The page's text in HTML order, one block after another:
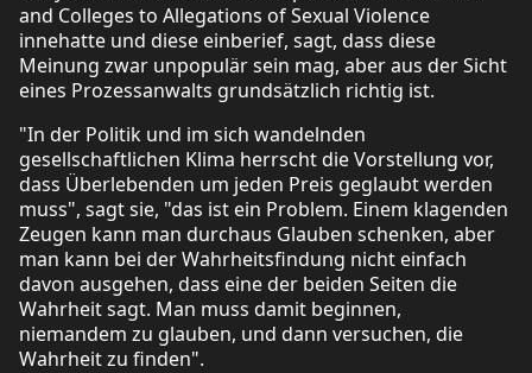
and Colleges to Allegations of Sexual Violence
innehatte und diese einberief, sagt, dass diese
Meinung zwar unpopulär sein mag, aber aus der Sicht
eines Prozessanwalts grundsätzlich richtig ist.
"In der Politik und im sich wandelnden
gesellschaftlichen Klima herrscht die Vorstellung vor,
dass Überlebenden um jeden Preis geglaubt werden
muss", sagt sie, "das ist ein Problem. Einem klagenden
Zeugen kann man durchaus Glauben schenken, aber
man kann bei der Wahrheitsfindung nicht einfach
davon ausgehen, dass eine der beiden Seiten die
Wahrheit sagt. Man muss damit beginnen,
niemandem zu glauben, und dann versuchen, die
Wahrheit zu finden".